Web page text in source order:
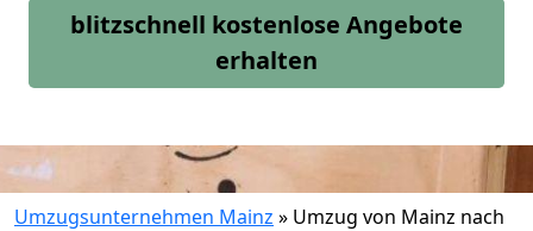
blitzschnell kostenlose Angebote
erhalten
Umzugsunternehmen Mainz » Umzug von Mainz nach